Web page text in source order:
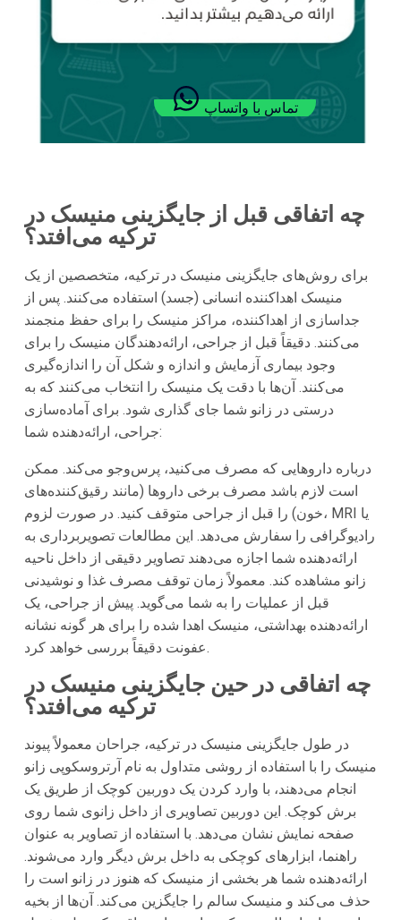
تماس با واتساپ
چه اتفاقی قبل از جایگزینی منیسک در
ترکیه می‌افتد؟
برای روش‌های جایگزینی منیسک در ترکیه، متخصصین از یک
منیسک اهداکننده انسانی (جسد) استفاده می‌کنند. پس از
جداسازی از اهداکننده، مراکز منیسک را برای حفظ منجمند
می‌کنند. دقیقاً قبل از جراحی، ارائه‌دهندگان منیسک را برای
وجود بیماری آزمایش و اندازه و شکل آن را اندازه‌گیری
می‌کنند. آن‌ها با دقت یک منیسک را انتخاب می‌کنند که به
درستی در زانو شما جای گذاری شود. برای آماده‌سازی
جراحی، ارائه‌دهنده شما:
درباره داروهایی که مصرف می‌کنید، پرس‌وجو می‌کند. ممکن
است لازم باشد مصرف برخی داروها (مانند رقیق‌کننده‌های
خون) را قبل از جراحی متوقف کنید. در صورت لزوم، MRI یا
رادیوگرافی را سفارش می‌دهد. این مطالعات تصویربرداری به
ارائه‌دهنده شما اجازه می‌دهند تصاویر دقیقی از داخل ناحیه
زانو مشاهده کند. معمولاً زمان توقف مصرف غذا و نوشیدنی
قبل از عملیات را به شما می‌گوید. پیش از جراحی، یک
ارائه‌دهنده ‌بهداشتی، منیسک اهدا شده را برای هر گونه نشانه
عفونت دقیقاً بررسی خواهد کرد.
چه اتفاقی در حین جایگزینی منیسک در
ترکیه می‌افتد؟
در طول جایگزینی منیسک در ترکیه، جراحان معمولاً پیوند
منیسک را با استفاده از روشی متداول به نام آرتروسکوپی زانو
انجام می‌دهند، با وارد کردن یک دوربین کوچک از طریق یک
برش کوچک. این دوربین تصاویری از داخل زانوی شما روی
صفحه نمایش نشان می‌دهد. با استفاده از تصاویر به عنوان
راهنما، ابزارهای کوچکی به داخل برش دیگر وارد می‌شوند.
ارائه‌دهنده شما هر بخشی از منیسک که هنوز در زانو است را
حذف می‌کند و منیسک سالم را جایگزین می‌کند. آن‌ها از بخیه